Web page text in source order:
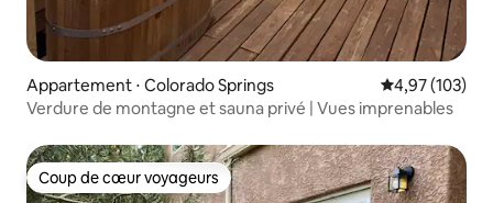
Appartement ⋅ Colorado Springs Évaluation
4,97 (103)
Verdure de montagne et sauna privé | Vues imprenables
Coup de cœur voyageurs
Coup de cœur voyageurs